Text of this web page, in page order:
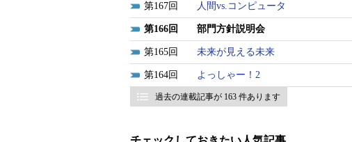
167 人間vs.コンピュータ
166 部門方針説明会
165 未来が見える未来
164 よっしゃー！2
過去の連載記事が 163 件あります